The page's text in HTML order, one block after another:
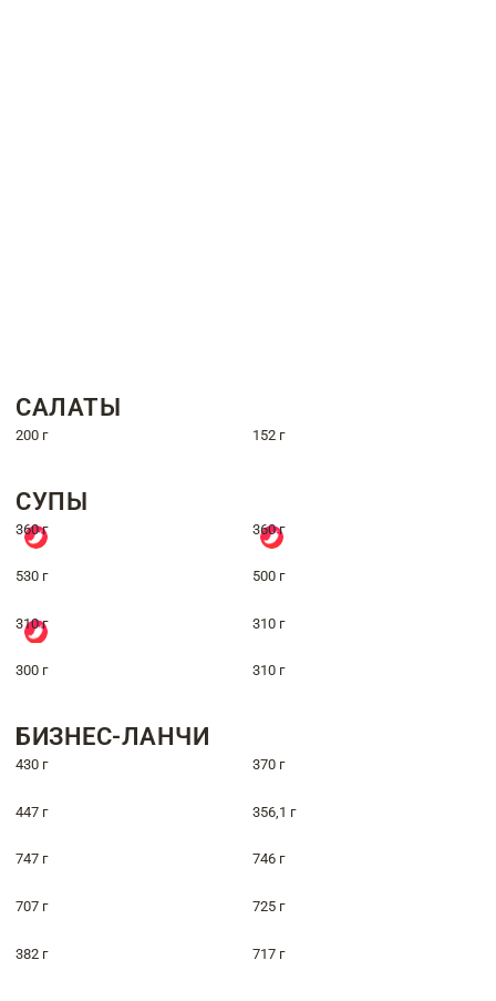
САЛАТЫ
200 г 152 г
СУПЫ
360 г 360 г
530 г 500 г
310 г 310 г
300 г 310 г
БИЗНЕС-ЛАНЧИ
430 г 370 г
447 г 356,1 г
747 г 746 г
707 г 725 г
382 г 717 г